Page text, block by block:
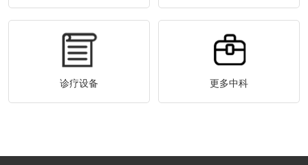
诊疗设备 更多中科